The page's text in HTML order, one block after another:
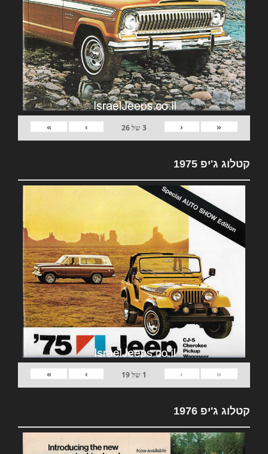
«
‹
3של26
›
»
קטלוג ג'יפ 1975
«
‹
1 של19
›
»
קטלוג ג'יפ 1976